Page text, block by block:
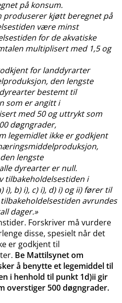
på konsum.
produserer kjøtt beregnet på
være minst
for de akvatiske
multiplisert med 1,5 og
for landdyrarter
den lengste
bestemt til
som er angitt i
med 50 og uttrykt som
døgngrader,
legemidlet ikke er godkjent
lengste
dyrearter er null.
tilbakeholdelsestiden i
b) i), c) i), d) i) og ii) fører til
avrundes
dager.»
Forskriver må vurdere
disse, spesielt når det
er godkjent til
Be Mattilsynet om
å benytte et legemiddel til
i henhold til punkt 1d)ii gir
overstiger 500 døgngrader.